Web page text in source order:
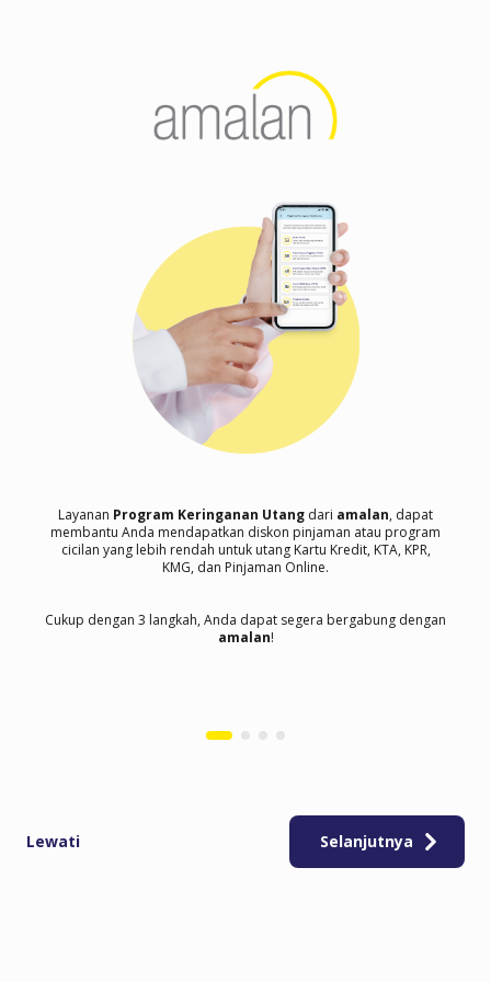
Layanan Program Keringanan Utang dari amalan, dapat
membantu Anda mendapatkan diskon pinjaman atau program
cicilan yang lebih rendah untuk utang Kartu Kredit, KTA, KPR,
KMG, dan Pinjaman Online.
Cukup dengan 3 langkah, Anda dapat segera bergabung dengan
amalan!
Selanjutnya
Lewati